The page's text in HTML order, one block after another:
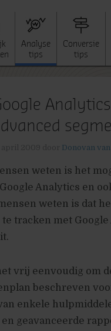
Analyse
tips
Conversie
tips
Donovan
weten is het
Analytics en
weten is dat
tracken met
vrij eenvoudig om
beschreven
enkele
geavanceerde